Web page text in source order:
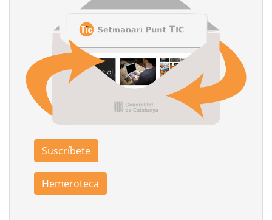
Suscríbete
Hemeroteca